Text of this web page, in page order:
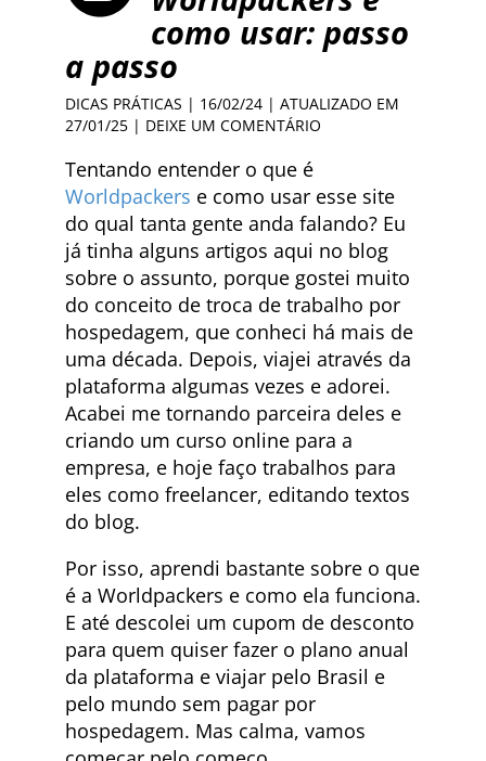
como usar: passo
a passo
DICAS PRÁTICAS | 16/02/24 | ATUALIZADO EM
27/01/25 | DEIXE UM COMENTÁRIO
Tentando entender o que é
Worldpackers e como usar esse site
do qual tanta gente anda falando? Eu
já tinha alguns artigos aqui no blog
sobre o assunto, porque gostei muito
do conceito de troca de trabalho por
hospedagem, que conheci há mais de
uma década. Depois, viajei através da
plataforma algumas vezes e adorei.
Acabei me tornando parceira deles e
criando um curso online para a
empresa, e hoje faço trabalhos para
eles como freelancer, editando textos
do blog.
Por isso, aprendi bastante sobre o que
é a Worldpackers e como ela funciona.
E até descolei um cupom de desconto
para quem quiser fazer o plano anual
da plataforma e viajar pelo Brasil e
pelo mundo sem pagar por
hospedagem. Mas calma, vamos